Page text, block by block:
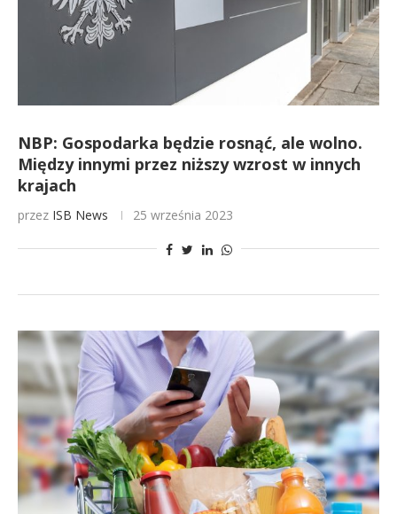
NBP: Gospodarka będzie rosnąć, ale wolno.
Między innymi przez niższy wzrost w innych
krajach
przez ISB News 25 września 2023